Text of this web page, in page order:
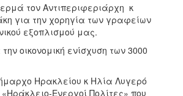
τον Αντιπεριφεριάρχη κ
για την χορηγία των γραφείων
εξοπλισμού μας.
οικονομική ενίσχυση των 3000
Ηρακλείου κ Ηλία Λυγερό
Ενεργοί Πολίτες» που